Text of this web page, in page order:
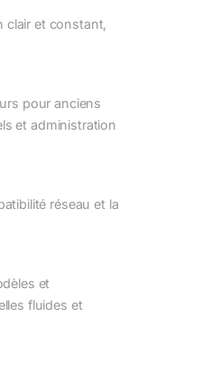
clair et constant,
pour anciens
et administration
réseau et la
et
fluides et